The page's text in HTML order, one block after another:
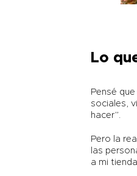
Lo
Pensé
sociales,
hacer”.
Pero la
las
a mi tienda.